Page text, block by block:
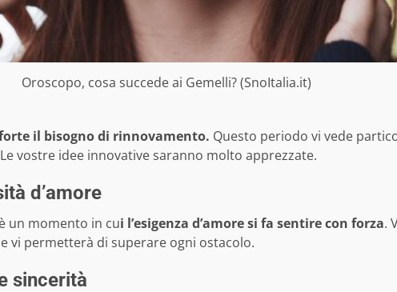
Oroscopo, cosa succede ai Gemelli? (SnoItalia.it)
il bisogno di rinnovamento. Questo periodo vi vede
vostre idee innovative saranno molto apprezzate.
d’amore
un momento in cui l’esigenza d’amore si fa sentire con forza.
vi permetterà di superare ogni ostacolo.
sincerità